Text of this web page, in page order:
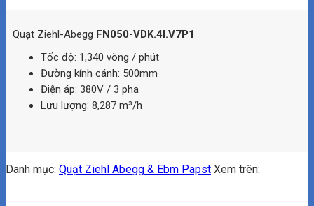
Quạt Ziehl-Abegg FN050-VDK.4I.V7P1
Tốc độ: 1,340 vòng / phút
Đường kính cánh: 500mm
Điện áp: 380V / 3 pha
Lưu lượng: 8,287 m³/h
Danh mục: Quạt Ziehl Abegg & Ebm Papst Xem trên: